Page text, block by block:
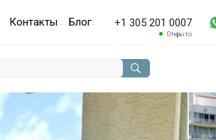
Контакты Блог +1 305 201 0007
Открыто